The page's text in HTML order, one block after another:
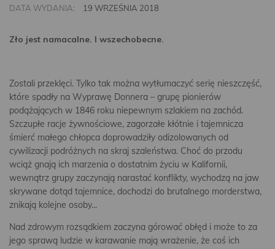
DATA WYDANIA:
19 WRZEŚNIA 2018
Zło jest namacalne. I wszechobecne.
Zostali przeklęci. Tylko tak można wytłumaczyć serię nieszczęść,
które spadły na Wyprawę Donnera – grupę pionierów
podążających w 1846 roku niepewnym szlakiem na zachód.
Szczupłe racje żywnościowe, zagorzałe kłótnie i tajemnicza
śmierć małego chłopca doprowadziły odizolowanych od
cywilizacji podróżnych na skraj szaleństwa. Choć do przodu
wciąż gnają ich marzenia o dostatnim życiu w Kalifornii,
wewnątrz grupy zaczynają narastać konflikty, wychodzą na jaw
skrywane dotąd tajemnice, dochodzi do brutalnego morderstwa,
znikają kolejne osoby...
Nad zdrowym rozsądkiem zaczyna górować obłęd i może to za
jego sprawą ludzie w karawanie mają wrażenie, że coś ich